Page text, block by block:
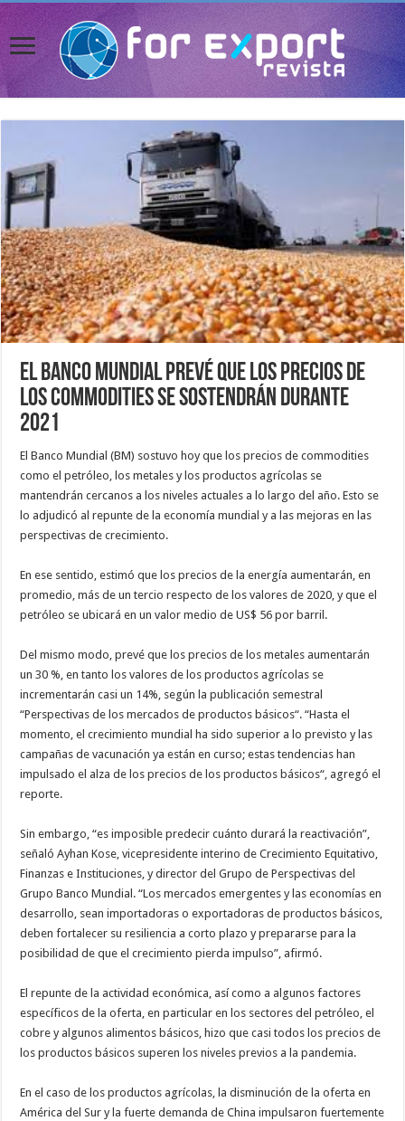
El Banco Mundial prevé que los precios de
los commodities se sostendrán durante
2021
El Banco Mundial (BM) sostuvo hoy que los precios de commodities
como el petróleo, los metales y los productos agrícolas se
mantendrán cercanos a los niveles actuales a lo largo del año. Esto se
lo adjudicó al repunte de la economía mundial y a las mejoras en las
perspectivas de crecimiento.
En ese sentido, estimó que los precios de la energía aumentarán, en
promedio, más de un tercio respecto de los valores de 2020, y que el
petróleo se ubicará en un valor medio de US$ 56 por barril.
Del mismo modo, prevé que los precios de los metales aumentarán
un 30 %, en tanto los valores de los productos agrícolas se
incrementarán casi un 14%, según la publicación semestral
“Perspectivas de los mercados de productos básicos“. “Hasta el
momento, el crecimiento mundial ha sido superior a lo previsto y las
campañas de vacunación ya están en curso; estas tendencias han
impulsado el alza de los precios de los productos básicos“, agregó el
reporte.
Sin embargo, “es imposible predecir cuánto durará la reactivación”,
señaló Ayhan Kose, vicepresidente interino de Crecimiento Equitativo,
Finanzas e Instituciones, y director del Grupo de Perspectivas del
Grupo Banco Mundial. “Los mercados emergentes y las economías en
desarrollo, sean importadoras o exportadoras de productos básicos,
deben fortalecer su resiliencia a corto plazo y prepararse para la
posibilidad de que el crecimiento pierda impulso”, afirmó.
El repunte de la actividad económica, así como a algunos factores
específicos de la oferta, en particular en los sectores del petróleo, el
cobre y algunos alimentos básicos, hizo que casi todos los precios de
los productos básicos superen los niveles previos a la pandemia.
En el caso de los productos agrícolas, la disminución de la oferta en
América del Sur y la fuerte demanda de China impulsaron fuertemente